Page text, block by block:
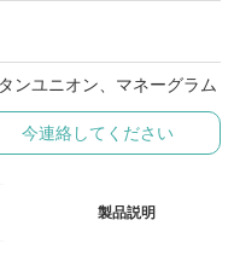
ンユニオン、マネーグラム
今連絡してください
製品説明